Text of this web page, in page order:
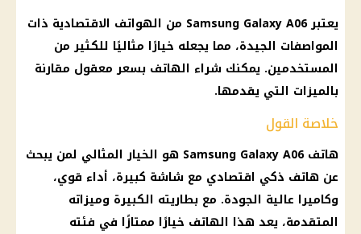
يعتبر Samsung Galaxy A06 من الهواتف الاقتصادية ذات
المواصفات الجيدة، مما يجعله خيارًا مثاليًا للكثير من
المستخدمين. يمكنك شراء الهاتف بسعر معقول مقارنة
بالميزات التي يقدمها.
خلاصة القول
هاتف Samsung Galaxy A06 هو الخيار المثالي لمن يبحث
عن هاتف ذكي اقتصادي مع شاشة كبيرة، أداء قوي،
وكاميرا عالية الجودة. مع بطاريته الكبيرة وميزاته
المتقدمة، يعد هذا الهاتف خيارًا ممتازًا في فئته